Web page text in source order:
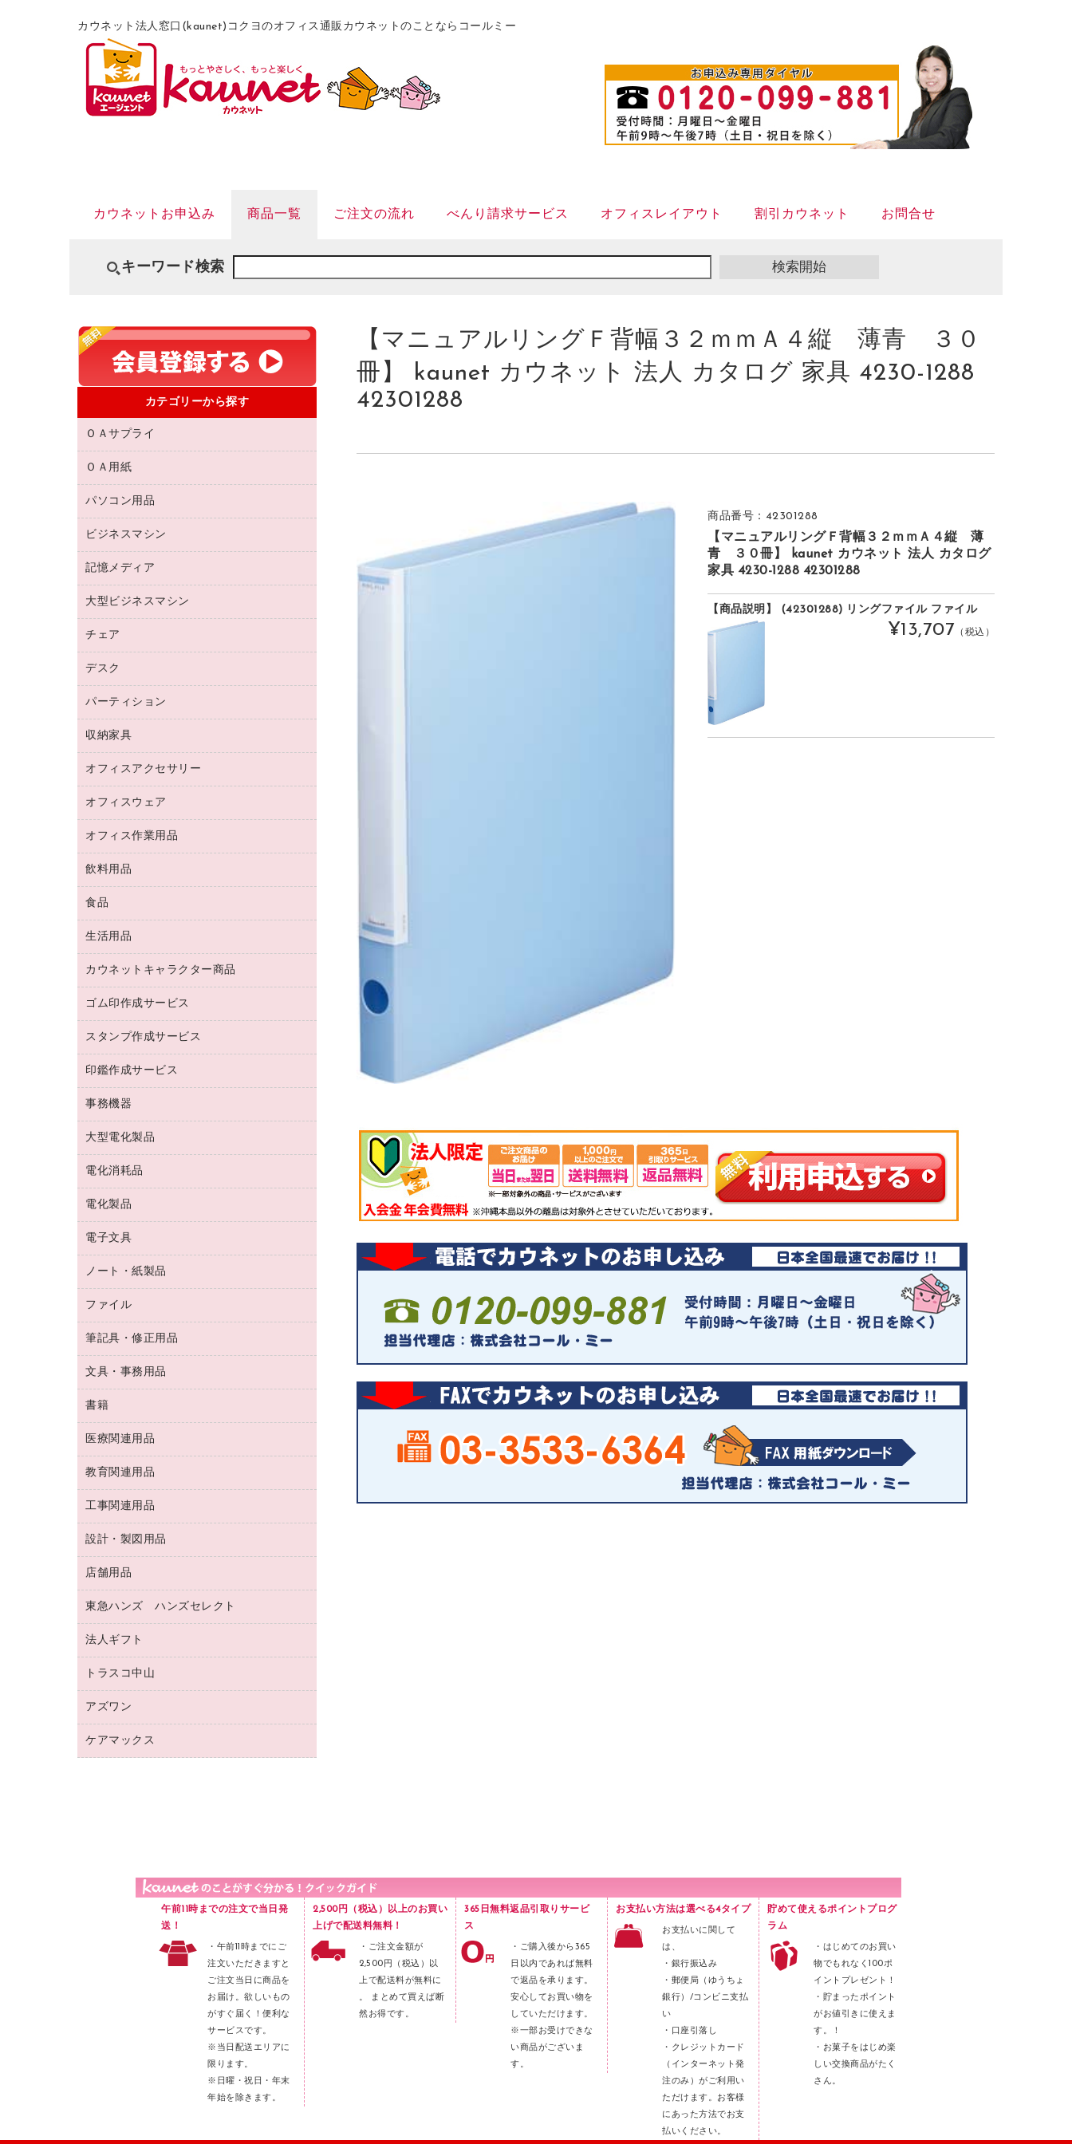
カウネット法人窓口(kaunet)コクヨのオフィス通販カウネットのことならコールミー
カウネットお申込み 商品一覧 ご注文の流れ べんり請求サービス オフィスレイアウト 割引カウネット お問合せ
キーワード検索
【マニュアルリングＦ背幅３２ｍｍＡ４縦 薄青 ３０
冊】 kaunet カウネット 法人 カタログ 家具 4230-1288
42301288
商品番号：42301288
【マニュアルリングＦ背幅３２ｍｍＡ４縦 薄
青 ３０冊】 kaunet カウネット 法人 カタログ
家具 4230-1288 42301288
【商品説明】 (42301288) リングファイル ファイル
¥13,707 （税込）
カテゴリーから探す
ＯＡサプライ
互換インクカートリッジ
リサイクルトナー（プール方式）
リサイクルインクカートリッジ
プリンタ用リボン
トナーカートリッジ
コピートナー
インクカートリッジ
ＯＡ用紙
名刺用紙
ワープロ用紙
ラベル用紙
プロッター用紙
ハガキ用紙
その他コピー用紙・プリンタ用紙
コピー用紙
パソコン用品
パソコン周辺機器
マウスパッド
マウス
パソコンバッグ／収納用品
ネットワーク／ＬＡＮ機器
ネットワーク／ＬＡＮアクセサリー
セキュリティ用品
ＵＳＢハブ／ＵＳＢアクセサリー
ＯＡフィルター
ＯＡクリーナー／エアダスター
ＨＤＤ／ＳＳＤ
ディスプレイモニター
ビジネスマシン
電話機
レーザープリンタ／複合機
メモリーカード
プロジェクタ
ファクシミリ
デジタルカメラ
スキャナー
コピー機
記憶メディア
ブルーレイディスク
ＣＤ－ＲＷ
ＣＤ－Ｒ
メディア収納用品
大型ビジネスマシン
プリンタ
チェア
応接イス・ベンチ
オフィスチェア
デスク
ミーティングテーブル
デスク
カウンター
パーティション
ホワイトボード・黒板
収納家具
保管庫・書庫
ロッカー・下駄箱
その他収納
オフィスアクセサリー
オフィスアクセサリー
オフィスウェア
医療・介護・ワーキングウェア
ブラウス・シャツ
アウター
オフィス作業用品
養生用品
防災用備蓄食品・飲料
台車・脚立
倉庫収納用品
作業用雑貨
梱包用品
梱包用テープ
園芸用品
ペット用品
飲料用品
緑茶飲料
茶葉・インスタント
紅茶・バラエティ飲料
レギュラーコーヒー
ミルク・シュガー
ソフトドリンク
コーヒーメーカー・備品
インスタントコーヒー
食品
食品
生活用品
浴室用品
台所用洗剤
掃除用品
掃除用洗剤
洗濯用品
消臭・芳香剤
殺虫剤
飲食用消耗品
ハンドソープ・石鹸
トイレ用品
トイレ用洗剤
ティッシュペーパー
ダストボックス
タオル・アメニティ用品
スリッパ・サンダル・シューズ
スポーツ・レジャー用品
ゴミ袋
キッチン用品
食品添加物製品
カウネットキャラクター商品
カウネットキャラクター商品
ゴム印作成サービス
ゴム印作成サービス
ゴム印（一行印）作成サービス
ゴム印（フリーサイズ印）作成サービス
スタンプ作成サービス
シヤチハタスタンプ作成サービス
カウネットスタンプ作成サービス
印鑑作成サービス
印鑑作成サービス
事務機器
大型シュレッダー（共配）
レーザーポインター
ラミネートフィルム
ラミネータ
タイムレコーダー
シュレッダ
ＯＨＰ用品
大型電化製品
冷蔵庫・キッチン・調理家電
テレビ・ＡＶ機器
電化消耗品
電球・蛍光灯
乾電池・充電池
フィルム・カメラ用品
デスクライト
アルバム
電化製品
掃除機・クリーナー
空調・季節家電
その他電化製品
キッチン・調理家電
ＯＡタップ／延長コード
電子文具
電卓
ラベルテープ
その他電子文具
ノート・紙製品
封筒
伝票
典礼用品
帳簿
額縁
各種用紙
ルーズリーフ
ファイル
名刺整理用品
板目表紙・綴込表紙
背幅が伸びるファイル
統一伝票用ファイル
収納保存用品
レターファイル
リングファイル
プレゼン用ファイル
ファイルボックス
パイプ式ファイル
その他ファイル
クリヤーホルダー
クリヤーブック（差替式）
クリヤーブック（固定式）
２穴リフィル・２穴インデックス
筆記具・修正用品
万年筆
消しゴム
修正液・修正ペン
修正テープ
鉛筆
マーキングペン（油性）
マーキングペン（水性）
ボールペン（油性）
ボールペン（ゲルインク）
シャープペンシル用替芯
文具・事務用品
輪ゴム
両面テープ
名札
保管・整理用品
壁面／足元収納
備品／小物ケース
透明テープ 事務用
電話台
針なしステープラー
紙めくり
裁断機
レターケース
ラベル類
メンディングテープ
メッシュケース／ペンケース
ブックエンド／ブックスタンド
書籍
パソコンソフト
医療関連用品
保健用品
使い捨て手袋
感染症対策用品
介護用品
医療関連用品
品）
教育関連用品
教育関連用品
工事関連用品
工事関連用品
設計・製図用品
設計・製図用品
店舗用品
店舗運営用品
陳列什器
紙手提げ袋
レジ・ポリ袋
ディスプレイ用品
カウンター／お会計用品
東急ハンズ ハンズセレクト
東急ハンズ
法人ギフト
高島屋
高島屋（食品・飲料）
カウネットギフト（食品・飲料）
トラスコ中山
建築・作業用品
アズワン
医療・介護用品（食品・飲料・食添製
品）
ケアマックス
午前11時までの注文で当日発
送！
・午前11時までにご
注文いただきますと
ご注文当日に商品を
お届け。欲しいもの
がすぐ届く！便利な
サービスです。
※当日配送エリアに
限ります。
※日曜・祝日・年末
年始を除きます。
2,500円（税込）以上のお買い
上げで配送料無料！
・ご注文金額が
2,500円（税込）以
上で配送料が無料に
。 まとめて買えば断
然お得です。
365日無料返品引取りサービ
ス
・ご購入後から365
日以内であれば無料
で返品を承ります。
安心してお買い物を
していただけます。
※一部お受けできな
い商品がございま
す。
お支払い方法は選べる4タイプ
お支払いに関して
は、
・銀行振込み
・郵便局（ゆうちょ
銀行）/コンビニ支払
い
・口座引落し
・クレジットカード
（インターネット発
注のみ）がご利用い
ただけます。お客様
にあった方法でお支
払いください。
貯めて使えるポイントプログ
ラム
・はじめてのお買い
物でもれなく100ポ
イントプレゼント！
・貯まったポイント
がお値引きに使えま
す。！
・お菓子をはじめ楽
しい交換商品がたく
さん。